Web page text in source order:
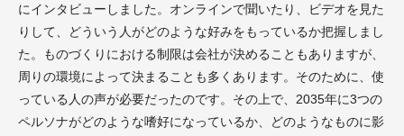
にインタビューしました。オンラインで聞いたり、ビデオを見た
りして、どういう人がどのような好みをもっているか把握しまし
た。ものづくりにおける制限は会社が決めることもありますが、
周りの環境によって決まることも多くあります。そのために、使
っている人の声が必要だったのです。その上で、2035年に3つの
ペルソナがどのような嗜好になっているか、どのようなものに影